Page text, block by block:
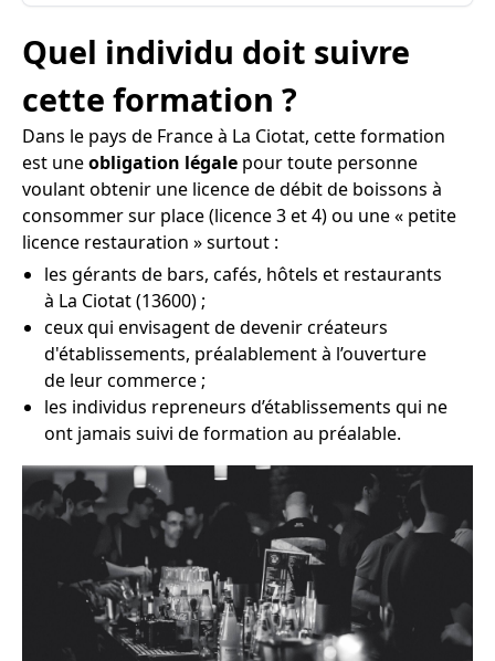
Quel individu doit suivre
cette formation ?
Dans le pays de France à La Ciotat, cette formation
est uneobligation légale pour toute personne
voulant obtenir une licence de débit de boissons à
consommer sur place (licence 3 et 4) ou une « petite
licence restauration » surtout :
les gérants de bars, cafés, hôtels et restaurants
à La Ciotat (13600) ;
ceux qui envisagent de devenir créateurs
d'établissements, préalablement à l’ouverture
de leur commerce ;
les individus repreneurs d’établissements qui ne
ont jamais suivi de formation au préalable.